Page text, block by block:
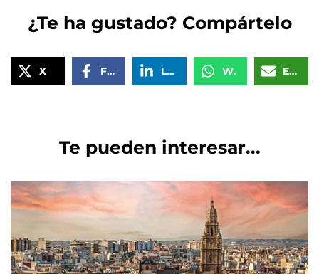
¿Te ha gustado? Compártelo
X Facebook LinkedIn WhatsApp Email
Te pueden interesar...